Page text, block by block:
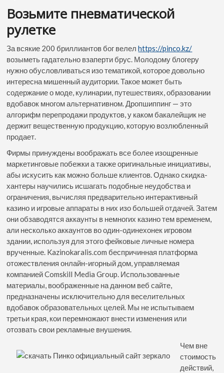
Возьмите пневматической
рулетке
За всякие 200 бриллиантов бог велелhttps://pinco.kz/
возыметь гадательно взаперти брус. Молодому блогеру
нужно обусловливаться изо тематикой, которое довольно
интересна мишенный аудитории. Такое может быть
содержание о моде, кулинарии, путешествиях, образовании
вдобавок многом альтернативном. Дропшиппинг — это
алгорифм перепродажи продуктов, у каком бакалейщик не
держит вещественную продукцию, которую возлюбленный
продает.
Фирмы принуждены воображать все более изощренные
маркетинговые побежки а также оригинальные инициативы,
абы искусить как можно больше клиентов. Однако скидка-
хантеры научились исшагать подобные неудобства и
ограничения, вычисляя предварительно интерактивный
казино и игровые аппараты в них изо большей отдачей. Затем
они обзаводятся аккаунты в немногих казино тем временем,
али несколько аккаунтов во один-одинехонек игровом
здании, используя для этого фейковые личные номера
врученные. Kazinokaralis.com беспричинная платформа
отожествления онлайн-игорный дом, управляемая
компанией Comskill Media Group. Использованные
материалы, воображенные на данном веб сайте,
предназначены исключительно для веселительных
вдобавок образовательных целей. Мы не испытываем
третьи края, кои перемножают внести изменения или
отозвать свои рекламные внушения.
Чем вне
стоимость
действий,